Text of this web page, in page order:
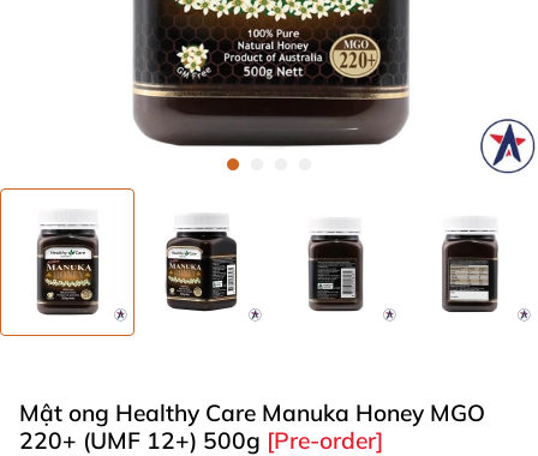
Mật ong Healthy Care Manuka Honey MGO
220+ (UMF 12+) 500g [Pre-order]